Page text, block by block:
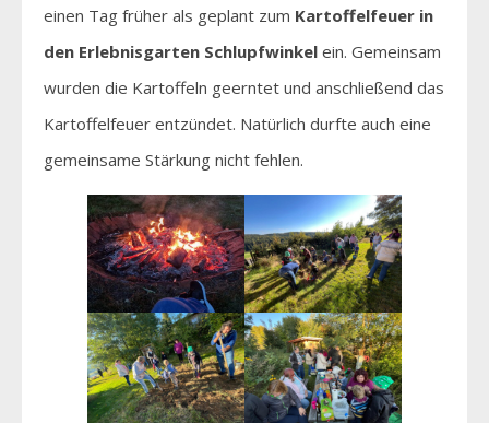
einen Tag früher als geplant zum Kartoffelfeuer in
den Erlebnisgarten Schlupfwinkel ein. Gemeinsam
wurden die Kartoffeln geerntet und anschließend das
Kartoffelfeuer entzündet. Natürlich durfte auch eine
gemeinsame Stärkung nicht fehlen.